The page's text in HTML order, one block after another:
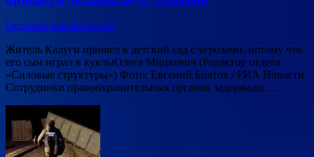
Оставьте комментарий
Житель Калуги пришел в детский сад с угрозами, потому что
его сын играл в куклыОлеся Мицкевич (Редактор отдела
«Силовые структуры») Фото: Евгений Биятов / РИА Новости
Сотрудники правоохранительных органов задержали …